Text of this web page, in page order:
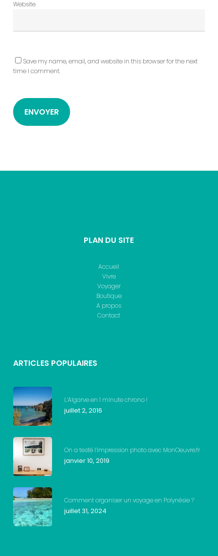
Website
Save my name, email, and website in this browser for the next
time I comment.
PLAN DU SITE
Accueil
Vivre
Voyager
Boutique
A propos
Contact
ARTICLES POPULAIRES
L’Algarve en 1 minute chrono !
juillet 2, 2016
On a testé l’impression photo avec MonOeuvre.fr
janvier 10, 2019
Comment organiser un voyage en Polynésie ?
juillet 31, 2024